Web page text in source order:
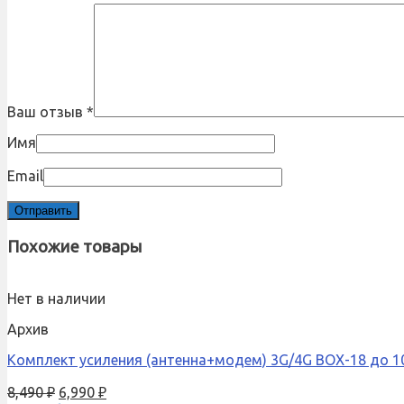
Ваш отзыв *
Имя
Email
Похожие товары
Нет в наличии
Архив
Комплект усиления (антенна+модем) 3G/4G BOX-18 до
8,490₽ 6,990 ₽